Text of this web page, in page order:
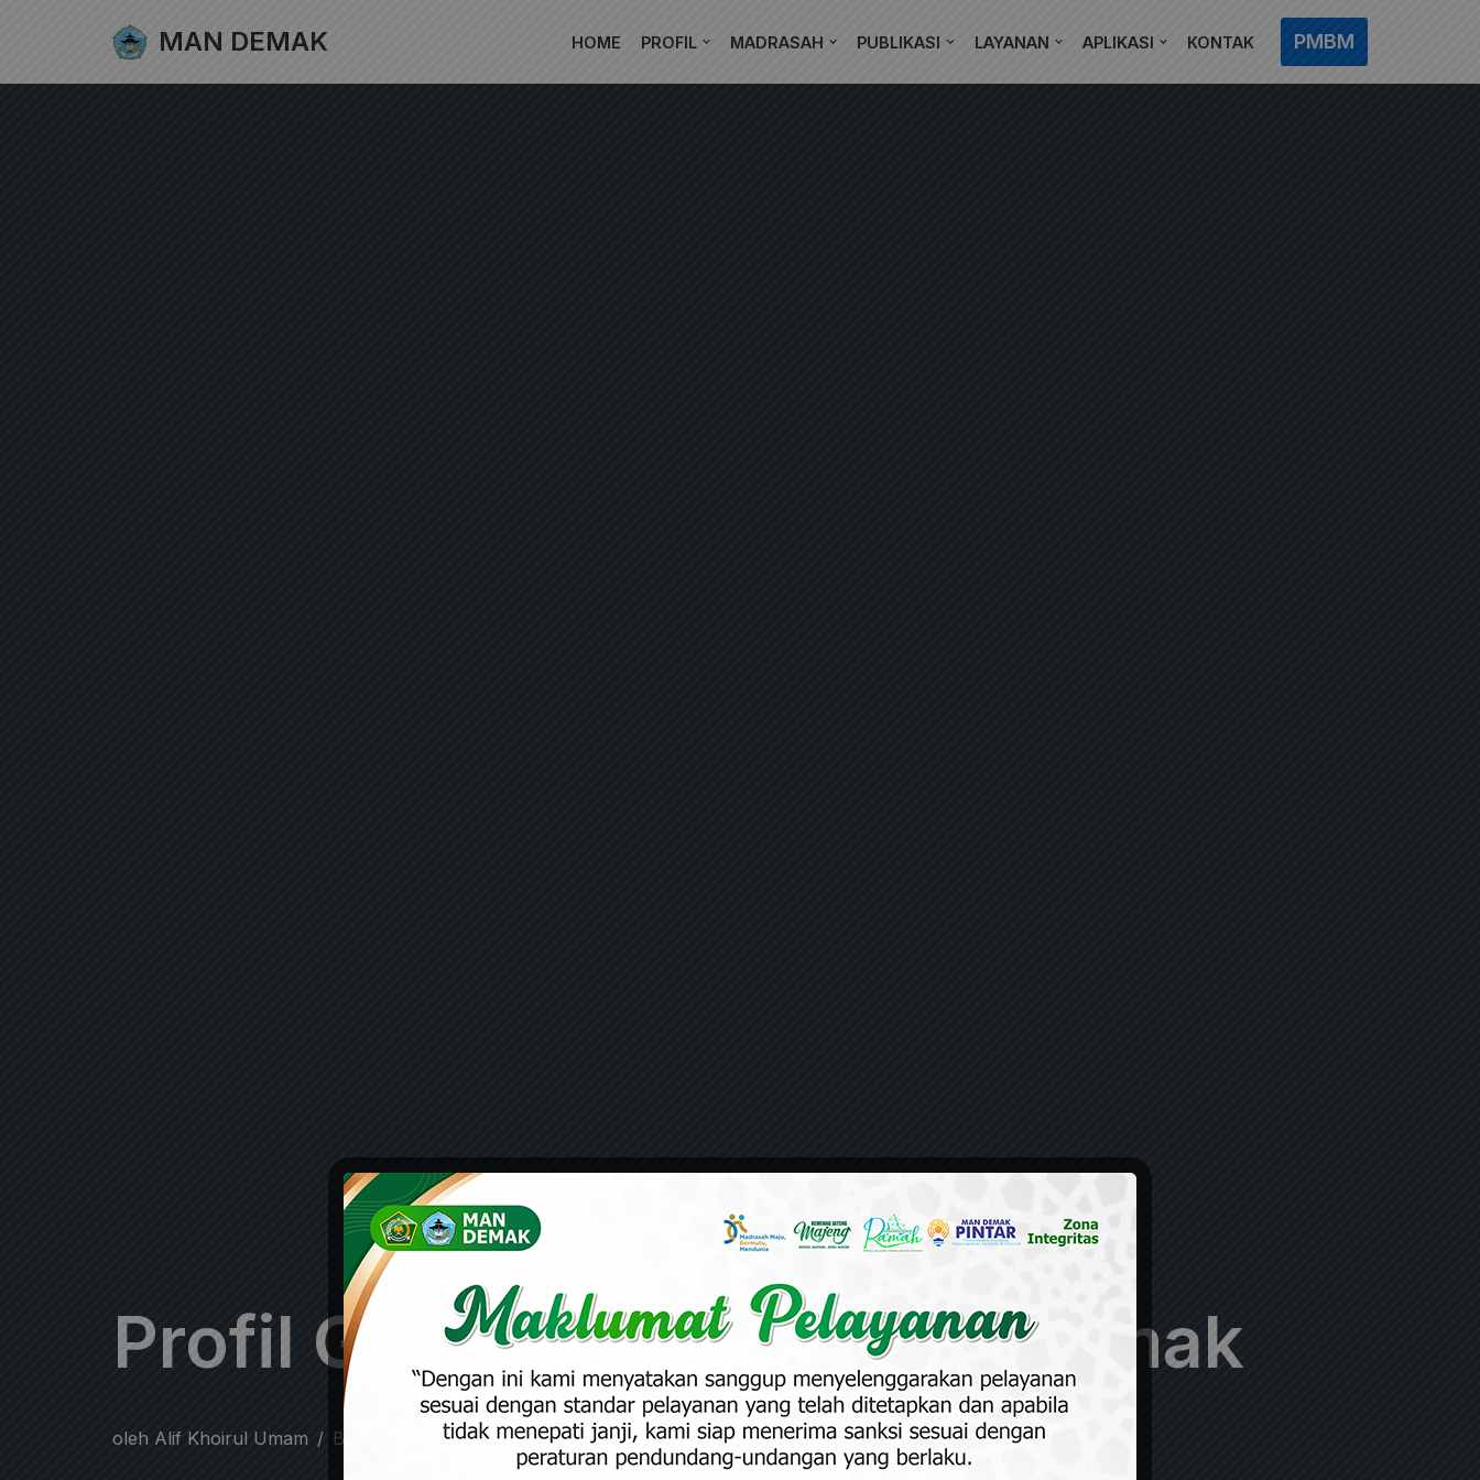
MAN DEMAK HOME PROFIL MADRASAH PUBLIKASI LAYANAN APLIKASI KONTAK PMBM
Profil Guru & Tendik MAN Demak
oleh Alif Khoirul Umam Berita